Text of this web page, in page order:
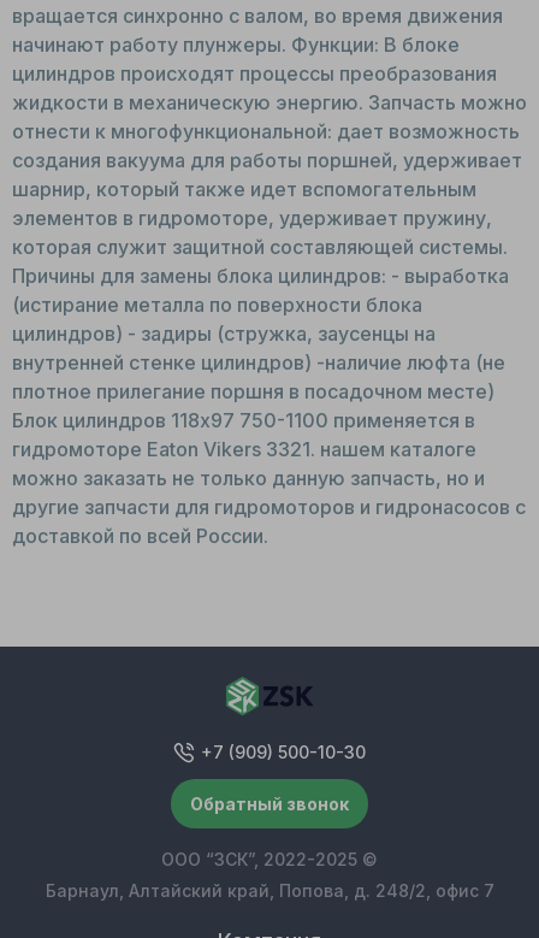
вращается синхронно с валом, во время движения
начинают работу плунжеры. Функции: В блоке
цилиндров происходят процессы преобразования
жидкости в механическую энергию. Запчасть можно
отнести к многофункциональной: дает возможность
создания вакуума для работы поршней, удерживает
шарнир, который также идет вспомогательным
элементов в гидромоторе, удерживает пружину,
которая служит защитной составляющей системы.
Причины для замены блока цилиндров: - выработка
(истирание металла по поверхности блока
цилиндров) - задиры (стружка, заусенцы на
внутренней стенке цилиндров) -наличие люфта (не
плотное прилегание поршня в посадочном месте)
Блок цилиндров 118x97 750-1100 применяется в
гидромоторе Eaton Vikers 3321. нашем каталоге
можно заказать не только данную запчасть, но и
другие запчасти для гидромоторов и гидронасосов с
доставкой по всей России.
+7 (909) 500-10-30
Обратный звонок
ООО “ЗСК”, 2022-2025 ©
Барнаул, Алтайский край, Попова, д. 248/2, офис 7